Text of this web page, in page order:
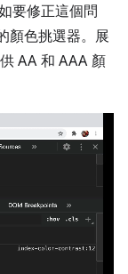
要修正這個問
顏色挑選器。展
AA 和 AAA 顏